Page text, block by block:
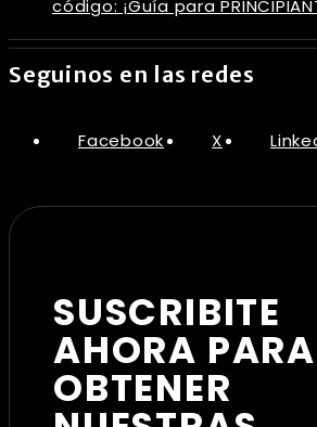
código: ¡Guía para
Seguinos en las redes
Facebook X
SUSCRIBITE
AHORA PARA
OBTENER